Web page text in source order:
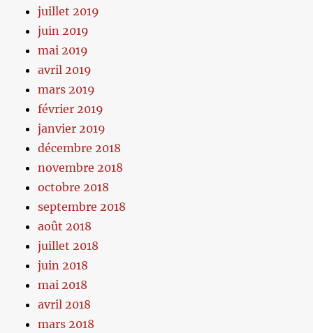
juillet 2019
juin 2019
mai 2019
avril 2019
mars 2019
février 2019
janvier 2019
décembre 2018
novembre 2018
octobre 2018
septembre 2018
août 2018
juillet 2018
juin 2018
mai 2018
avril 2018
mars 2018